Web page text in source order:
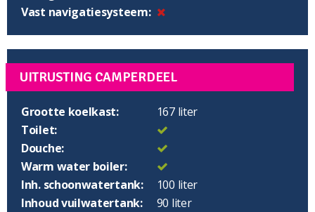
Vast navigatiesysteem:
UITRUSTING CAMPERDEEL
Grootte koelkast:
167 liter
Toilet:
Douche:
Warm water boiler:
Inh. schoonwatertank:
100 liter
Inhoud vuilwatertank:
90 liter